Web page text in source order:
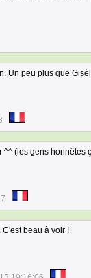
Un peu plus que
^^ (les gens honnêtes
C'est beau à voir !